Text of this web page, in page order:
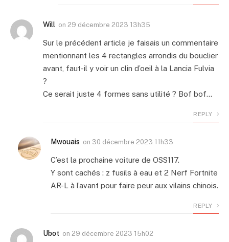
Will on 29 décembre 2023 13h35
Sur le précédent article je faisais un commentaire
mentionnant les 4 rectangles arrondis du bouclier
avant, faut-il y voir un clin d’oeil à la Lancia Fulvia
?
Ce serait juste 4 formes sans utilité ? Bof bof…
REPLY
Mwouais on 30 décembre 2023 11h33
C’est la prochaine voiture de OSS117.
Y sont cachés : z fusils à eau et 2 Nerf Fortnite
AR-L à l’avant pour faire peur aux vilains chinois.
REPLY
Ubot on 29 décembre 2023 15h02